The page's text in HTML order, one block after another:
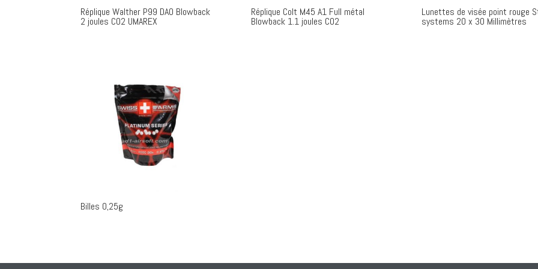
Réplique Walther P99 DAO Blowback
2 joules CO2 UMAREX
Réplique Colt M45 A1 Full métal
Blowback 1.1 joules CO2
Lunettes de visée point rouge
systems 20 x 30 Millimètres
Billes 0,25g